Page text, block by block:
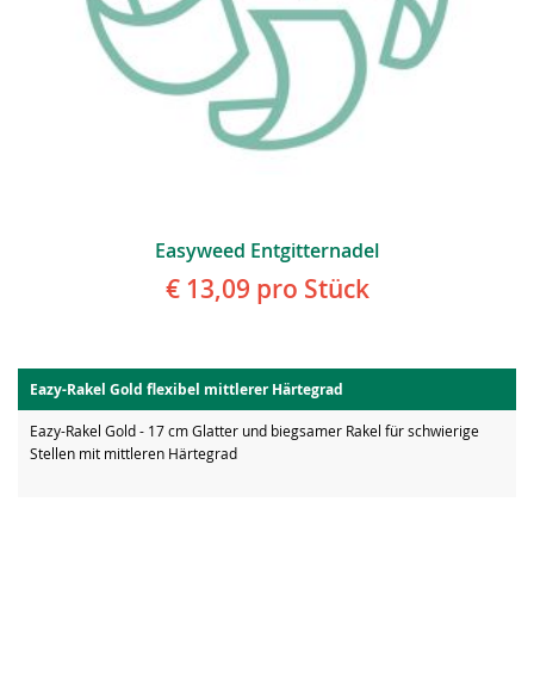
Easyweed Entgitternadel
€ 13,09 pro Stück
Eazy-Rakel Gold flexibel mittlerer Härtegrad
Eazy-Rakel Gold - 17 cm Glatter und biegsamer Rakel für schwierige
Stellen mit mittleren Härtegrad